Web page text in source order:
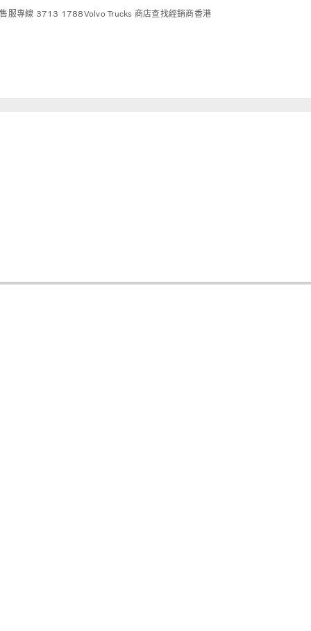
售服專線 3713 1788Volvo Trucks 商店查找經銷商香港